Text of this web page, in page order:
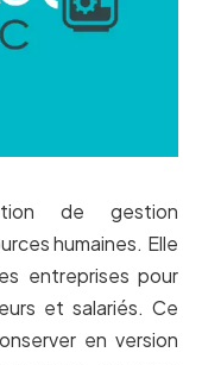
de gestion
humaines. Elle
entreprises pour
et salariés. Ce
en version